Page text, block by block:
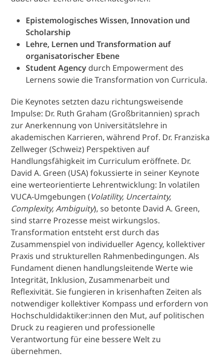
Epistemologisches Wissen, Innovation und
Scholarship
Lehre, Lernen und Transformation auf
organisatorischer Ebene
Student Agency durch Empowerment des
Lernens sowie die Transformation von Curricula.
Die Keynotes setzten dazu richtungsweisende
Impulse: Dr. Ruth Graham (Großbritannien) sprach
zur Anerkennung von Universitätslehre in
akademischen Karrieren, während Prof. Dr. Franziska
Zellweger (Schweiz) Perspektiven auf
Handlungsfähigkeit im Curriculum eröffnete. Dr.
David A. Green (USA) fokussierte in seiner Keynote
eine werteorientierte Lehrentwicklung: In volatilen
VUCA-Umgebungen (Volatility, Uncertainty,
Complexity, Ambiguity), so betonte David A. Green,
sind starre Prozesse meist wirkungslos.
Transformation entsteht erst durch das
Zusammenspiel von individueller Agency, kollektiver
Praxis und strukturellen Rahmenbedingungen. Als
Fundament dienen handlungsleitende Werte wie
Integrität, Inklusion, Zusammenarbeit und
Reflexivität. Sie fungieren in krisenhaften Zeiten als
notwendiger kollektiver Kompass und erfordern von
Hochschuldidaktiker:innen den Mut, auf politischen
Druck zu reagieren und professionelle
Verantwortung für eine bessere Welt zu
übernehmen.